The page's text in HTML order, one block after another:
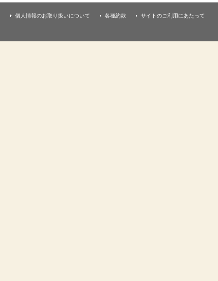
個人情報のお取り扱いについて 各種約款 サイトのご利用にあたって